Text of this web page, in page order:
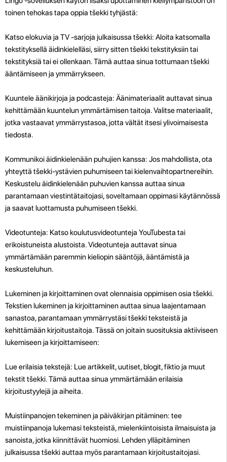
toinen tehokas tapa oppia tšekki tyhjästä:
Katso elokuvia ja TV -sarjoja julkaisussa tšekki: Aloita katsomalla
tekstityksellä äidinkielelläsi, siirry sitten tšekki tekstityksiin tai
tekstityksiä tai ei ollenkaan. Tämä auttaa sinua tottumaan tšekki
ääntämiseen ja ymmärrykseen.
Kuuntele äänikirjoja ja podcasteja: Äänimateriaalit auttavat sinua
kehittämään kuuntelun ymmärtämisen taitoja. Valitse materiaalit,
jotka vastaavat ymmärrystasoa, jotta vältät itsesi ylivoimaisesta
tiedosta.
Kommunikoi äidinkielenään puhujien kanssa: Jos mahdollista, ota
yhteyttä tšekki-ystävien puhumiseen tai kielenvaihtopartnereihin.
Keskustelu äidinkielenään puhuvien kanssa auttaa sinua
parantamaan viestintätaitojasi, soveltamaan oppimasi käytännössä
ja saavat luottamusta puhumiseen tšekki.
Videotunteja: Katso koulutusvideotunteja YouTubesta tai
erikoistuneista alustoista. Videotunteja auttavat sinua
ymmärtämään paremmin kieliopin sääntöjä, ääntämistä ja
keskusteluhun.
Lukeminen ja kirjoittaminen ovat olennaisia ​​oppimisen osia tšekki.
Tekstien lukeminen ja kirjoittaminen auttaa sinua laajentamaan
sanastoa, parantamaan ymmärrystäsi tšekki teksteistä ja
kehittämään kirjoitustaitoja. Tässä on joitain suosituksia aktiiviseen
lukemiseen ja kirjoittamiseen:
Lue erilaisia ​​tekstejä: Lue artikkelit, uutiset, blogit, fiktio ja muut
tekstit tšekki. Tämä auttaa sinua ymmärtämään erilaisia ​​
kirjoitustyylejä ja aiheita.
Muistiinpanojen tekeminen ja päiväkirjan pitäminen: tee
muistiinpanoja lukemasi teksteistä, mielenkiintoisista ilmaisuista ja
sanoista, jotka kiinnittävät huomiosi. Lehden ylläpitäminen
julkaisussa tšekki auttaa myös parantamaan kirjoitustaitojasi.